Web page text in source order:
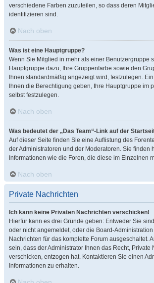
verschiedene Farben zuzuteilen, so dass deren
identifizieren sind.
Nach oben
Was ist eine Hauptgruppe?
Wenn Sie Mitglied in mehr als einer Benutzergruppe
Hauptgruppe dazu, Ihre Gruppenfarbe sowie den
Ihnen standardmäßig angezeigt wird, festzulegen.
Ihnen die Berechtigung geben, Ihre Hauptgruppe im
selbst festzulegen.
Nach oben
Was bedeutet der „Das Team“-Link auf der
Auf dieser Seite finden Sie eine Auflistung des
der Administratoren und der Moderatoren. Sie finden
Informationen wie die Foren, die diese im Einzelnen
Nach oben
Private Nachrichten
Ich kann keine Privaten Nachrichten verschicken!
Hierfür kann es drei Gründe geben: Entweder Sie
oder nicht angemeldet, oder die Board-Administration
Nachrichten für das komplette Forum ausgeschaltet.
sein, dass der Administrator Ihnen das Recht, Private
verschicken, entzogen hat. Kontaktieren Sie einen
Informationen zu erhalten.